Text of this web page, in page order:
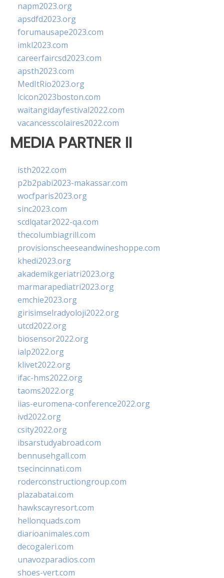
napm2023.org
apsdfd2023.org
forumausape2023.com
imkl2023.com
careerfaircsd2023.com
apsth2023.com
MedItRio2023.org
lcicon2023boston.com
waitangidayfestival2022.com
vacancesscolaires2022.com
MEDIA PARTNER II
isth2022.com
p2b2pabi2023-makassar.com
wocfparis2023.org
sinc2023.com
scdlqatar2022-qa.com
thecolumbiagrill.com
provisionscheeseandwineshoppe.com
khedi2023.org
akademikgeriatri2023.org
marmarapediatri2023.org
emchie2023.org
girisimselradyoloji2022.org
utcd2022.org
biosensor2022.org
ialp2022.org
klivet2022.org
ifac-hms2022.org
taoms2022.org
iias-euromena-conference2022.org
ivd2022.org
csity2022.org
ibsarstudyabroad.com
bennusehgall.com
tsecincinnati.com
roderconstructiongroup.com
plazabatai.com
hawkscayresort.com
hellonquads.com
diarioanimales.com
decogaleri.com
unavozparadios.com
shoes-vert.com